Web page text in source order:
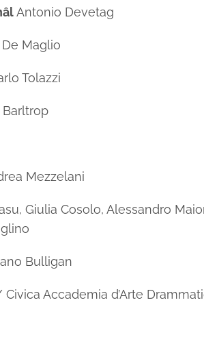
Antonio Devetag
Maglio
Tolazzi
Barltrop
Mezzelani
Giulia Cosolo, Alessandro
Bulligan
Accademia d’Arte